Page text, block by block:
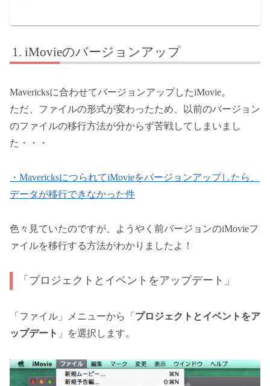
iMovieのバージョンアップ
Mavericksに合わせてバージョンアップしたiMovie。
ただ、ファイルの形式が変わったため、以前のバージョン
のファイルの移行方法が分からず苦戦してしまいまし
た・・・
・MavericksにつられてiMovieをバージョンアップしたら、
データが移行できなかった件
色々見ていたのですが、ようやく前バージョンのiMovieフ
ァイルを移行する方法がわかりましたよ！
「プロジェクトとイベントをアップデート」
「ファイル」メニューから「 プロジェクトとイベントをア
ップデート 」を選択します。